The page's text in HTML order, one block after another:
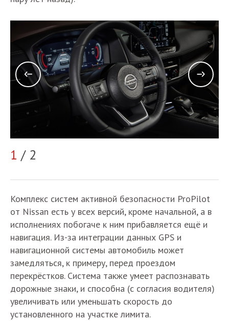
1 / 2
Комплекс систем активной безопасности ProPilot
от Nissan есть у всех версий, кроме начальной, а в
исполнениях побогаче к ним прибавляется ещё и
навигация. Из-за интеграции данных GPS и
навигационной системы автомобиль может
замедляться, к примеру, перед проездом
перекрёстков. Система также умеет распознавать
дорожные знаки, и способна (с согласия водителя)
увеличивать или уменьшать скорость до
установленного на участке лимита.